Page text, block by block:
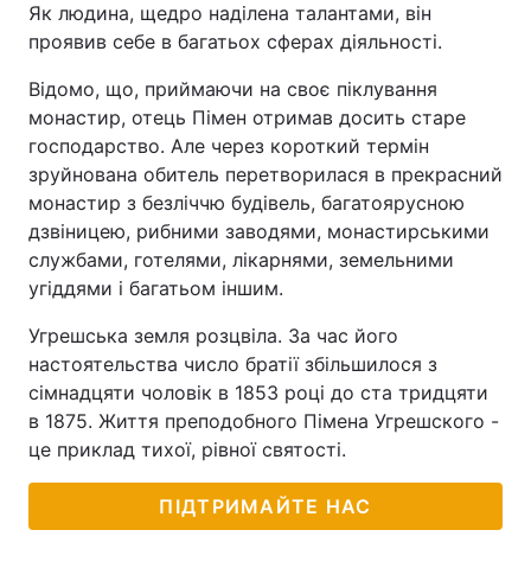
Як людина, щедро наділена талантами, він
проявив себе в багатьох сферах діяльності.
Відомо, що, приймаючи на своє піклування
монастир, отець Пімен отримав досить старе
господарство. Але через короткий термін
зруйнована обитель перетворилася в прекрасний
монастир з безліччю будівель, багатоярусною
дзвіницею, рибними заводями, монастирськими
службами, готелями, лікарнями, земельними
угіддями і багатьом іншим.
Угрешська земля розцвіла. За час його
настоятельства число братії збільшилося з
сімнадцяти чоловік в 1853 році до ста тридцяти
в 1875. Життя преподобного Пімена Угрешского -
це приклад тихої, рівної святості.
ПІДТРИМАЙТЕ НАС